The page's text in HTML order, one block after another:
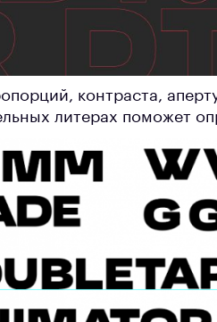
контраста,
литерах поможет